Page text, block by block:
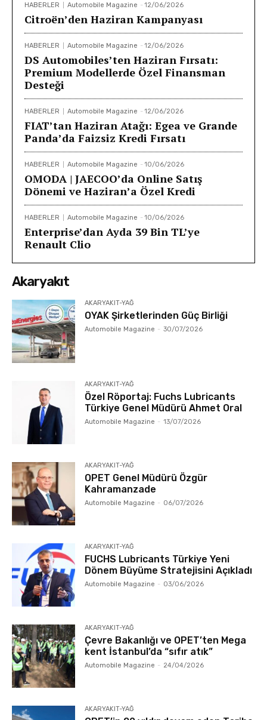
HABERLER Automobile Magazine - 12/06/2026
Citroën’den Haziran Kampanyası
HABERLER Automobile Magazine - 12/06/2026
DS Automobiles’ten Haziran Fırsatı:
Premium Modellerde Özel Finansman
Desteği
HABERLER Automobile Magazine - 12/06/2026
FIAT’tan Haziran Atağı: Egea ve Grande
Panda’da Faizsiz Kredi Fırsatı
HABERLER Automobile Magazine - 10/06/2026
OMODA | JAECOO’da Online Satış
Dönemi ve Haziran’a Özel Kredi
HABERLER Automobile Magazine - 10/06/2026
Enterprise’dan Ayda 39 Bin TL’ye
Renault Clio
Akaryakıt
AKARYAKIT-YAĞ
OYAK Şirketlerinden Güç Birliği
Automobile Magazine - 30/07/2026
AKARYAKIT-YAĞ
Özel Röportaj: Fuchs Lubricants
Türkiye Genel Müdürü Ahmet Oral
Automobile Magazine - 13/07/2026
AKARYAKIT-YAĞ
OPET Genel Müdürü Özgür
Kahramanzade
Automobile Magazine - 06/07/2026
AKARYAKIT-YAĞ
FUCHS Lubricants Türkiye Yeni
Dönem Büyüme Stratejisini Açıkladı
Automobile Magazine - 03/06/2026
AKARYAKIT-YAĞ
Çevre Bakanlığı ve OPET’ten Mega
kent İstanbul’da “sıfır atık”
Automobile Magazine - 24/04/2026
AKARYAKIT-YAĞ